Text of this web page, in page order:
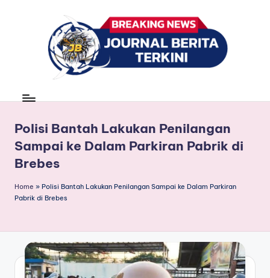
r
n
a
l
e
ri
t
news
Polisi Bantah Lakukan Penilangan
Sampai ke Dalam Parkiran Pabrik di
Brebes
Home » Polisi Bantah Lakukan Penilangan Sampai ke Dalam Parkiran
Pabrik di Brebes